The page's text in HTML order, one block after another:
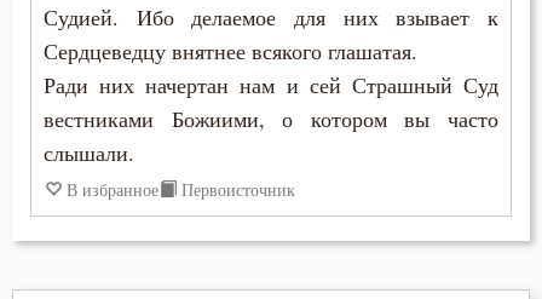
Будущее
Воздержание
Вознесение
Моисей Оптинский (Путилов)
Нил Синайский
Симеон Новый Богослов
Судией. Ибо делаемое для них взывает к
Сердцеведцу внятнее всякого глашатая.
Ради них начертан нам и сей Страшный Суд
вестниками Божиими, о котором вы часто
слышали.
В избранное Первоисточник